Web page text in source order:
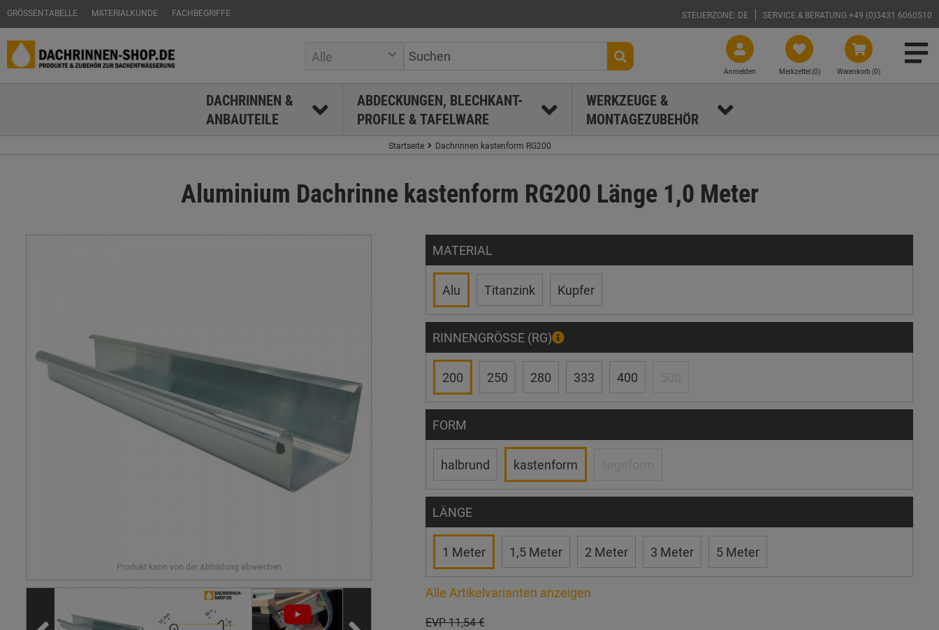
GRÖSSENTABELLE MATERIALKUNDE FACHBEGRIFFE STEUERZONE: DE SERVICE & BERATUNG +49 (0)3431 6060510
Warenkorb (0)
Merkzettel (0)
Anmelden
Alle
DACHRINNEN &
ANBAUTEILE
ABDECKUNGEN, BLECHKANT-
PROFILE & TAFELWARE
WERKZEUGE &
MONTAGEZUBEHÖR
Startseite Dachrinnen kastenform RG200
Aluminium Dachrinne kastenform RG200 Länge 1,0 Meter
MATERIAL
Alu Titanzink Kupfer
RINNENGRÖSSE (RG)
200 250 280 333 400
FORM
halbrund kastenform
LÄNGE
1 Meter 1,5 Meter 2 Meter 3 Meter 5 Meter
Alle Artikelvarianten anzeigen
EVP11,54 €